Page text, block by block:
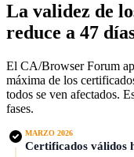
La validez de
reduce a 47
El CA/Browser Forum
máxima de los
todos se ven afectados.
fases.
MARZO 2026
Certificados válidos